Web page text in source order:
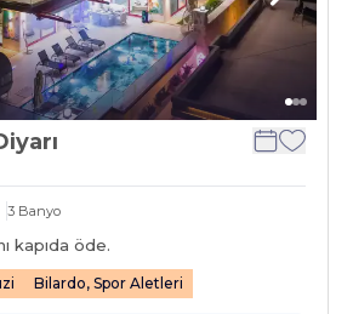
3 Banyo
kapıda öde.
Bilardo, Spor Aletleri